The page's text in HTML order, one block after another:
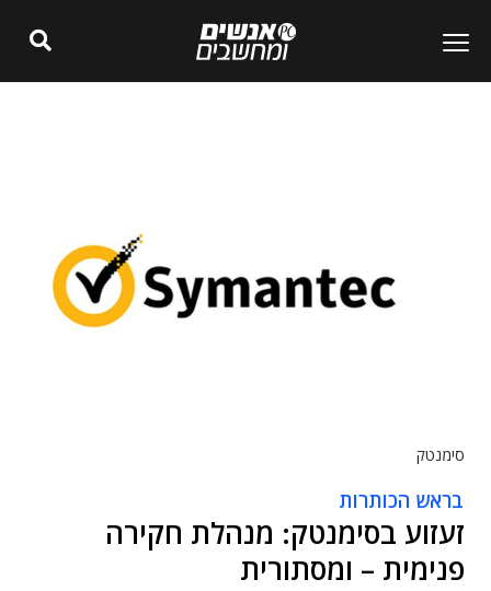
סימנטק
בראש הכותרות
זעזוע בסימנטק: מנהלת חקירה
פנימית – ומסתורית